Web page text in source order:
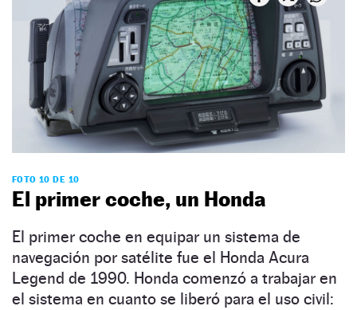
FOTO 10 DE 10
El primer coche, un Honda
El primer coche en equipar un sistema de
navegación por satélite fue el Honda Acura
Legend de 1990. Honda comenzó a trabajar en
el sistema en cuanto se liberó para el uso civil: